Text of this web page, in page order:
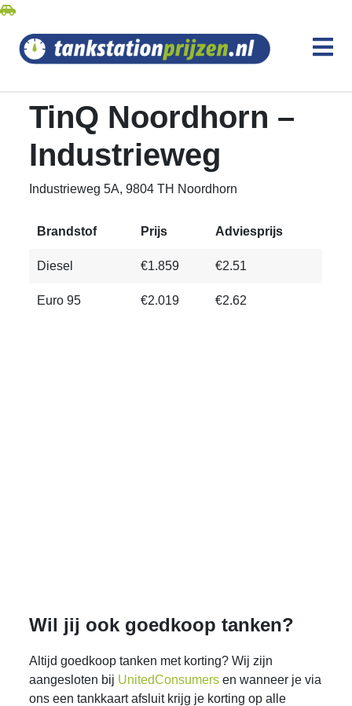
TinQ Noordhorn –
Industrieweg
Industrieweg 5A, 9804 TH Noordhorn
Brandstof Prijs Adviesprijs
Diesel €1.859 €2.51
Euro 95 €2.019 €2.62
Wil jij ook goedkoop tanken?
Altijd goedkoop tanken met korting? Wij zijn
aangesloten bij UnitedConsumers en wanneer je via
ons een tankkaart afsluit krijg je korting op alle